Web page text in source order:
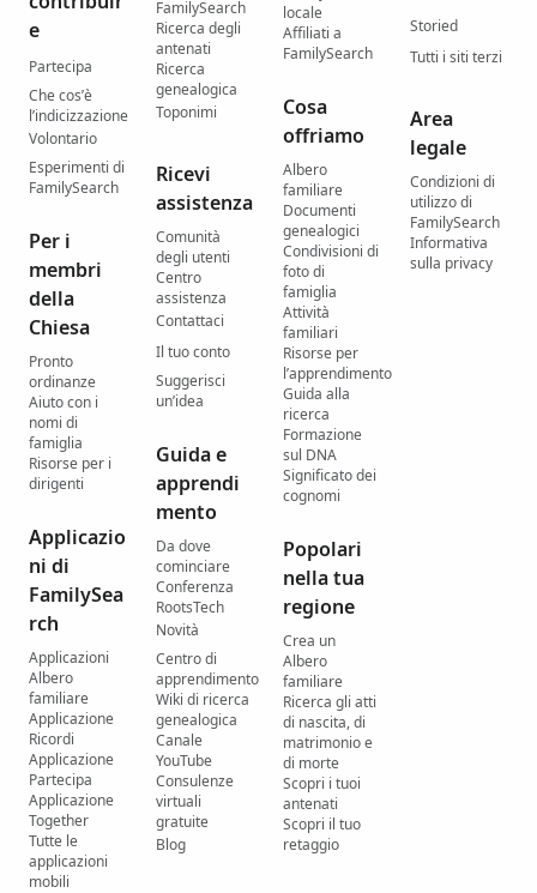
e
Partecipa
Che cos’è
l’indicizzazione
Volontario
Esperimenti di
FamilySearch
Per i
membri
della
Chiesa
Pronto
ordinanze
Aiuto con i
nomi di
famiglia
Risorse per i
dirigenti
Applicazio
ni di
FamilySea
rch
Applicazioni
Albero
familiare
Applicazione
Ricordi
Applicazione
Partecipa
Applicazione
Together
Tutte le
applicazioni
mobili
FamilySearch
Ricerca degli
antenati
Ricerca
genealogica
Toponimi
Ricevi
assistenza
Comunità
degli utenti
Centro
assistenza
Contattaci
Il tuo conto
Suggerisci
un’idea
Guida e
apprendi
mento
Da dove
cominciare
Conferenza
RootsTech
Novità
Centro di
apprendimento
Wiki di ricerca
genealogica
Canale
YouTube
Consulenze
virtuali
gratuite
Blog
locale
Affiliati a
FamilySearch
Cosa
offriamo
Albero
familiare
Documenti
genealogici
Condivisioni di
foto di
famiglia
Attività
familiari
Risorse per
l’apprendimento
Guida alla
ricerca
Formazione
sul DNA
Significato dei
cognomi
Popolari
nella tua
regione
Crea un
Albero
familiare
Ricerca gli atti
di nascita, di
matrimonio e
di morte
Scopri i tuoi
antenati
Scopri il tuo
retaggio
Storied
Tutti i siti terzi
Area
legale
Condizioni di
utilizzo di
FamilySearch
Informativa
sulla privacy